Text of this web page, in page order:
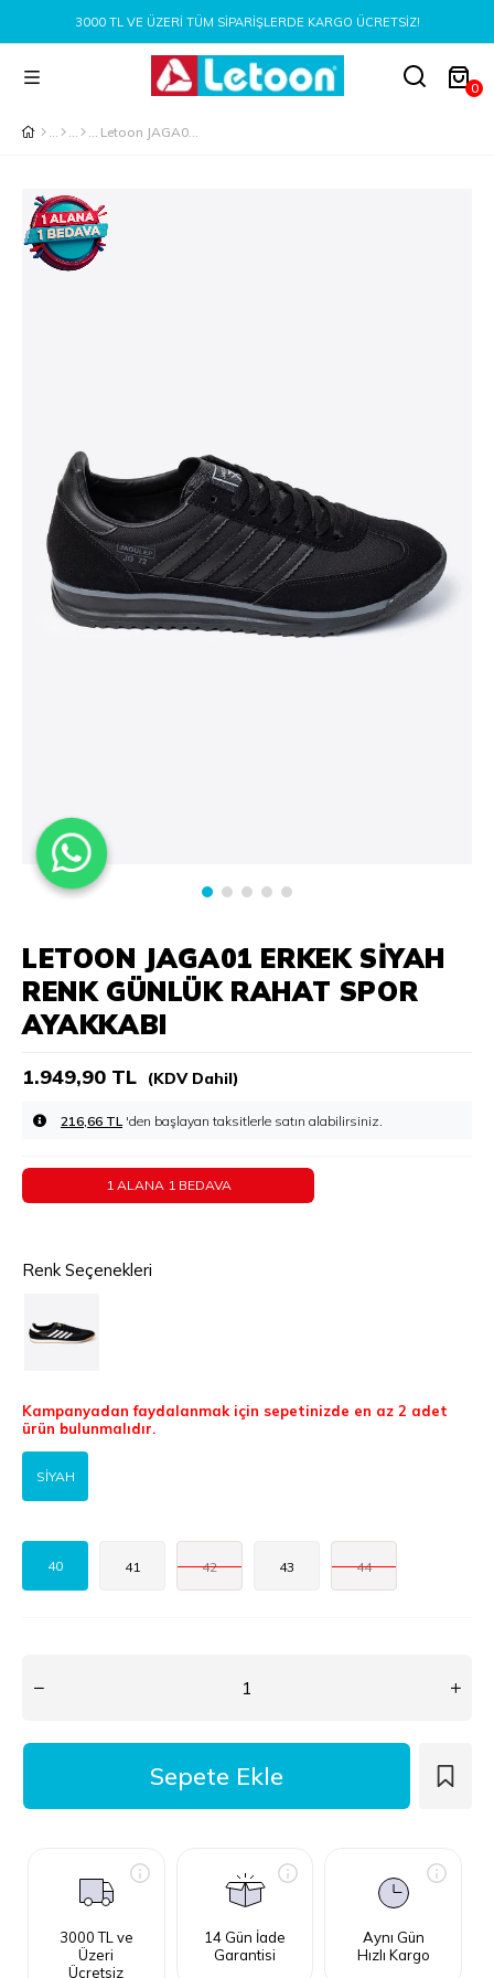
3000 TL VE ÜZERI TÜM SIPARIŞLERDE KARGO ÜCRETSIZ!
0
Letoon JAGA01 Erkek Siyah Renk Günlük Rahat Spor Ayakkabı
LETOON JAGA01 ERKEK SIYAH
RENK GÜNLÜK RAHAT SPOR
AYAKKABI
1.949,90 TL (KDV Dahil)
216,66 TL 'den başlayan taksitlerle
1 ALANA 1 BEDAVA
Renk Seçenekleri
Kampanyadan faydalanmak için sepetinizde en az 2 adet
ürün bulunmalıdır.
SİYAH
40 41 42 43 44
3000 TL ve
Üzeri
Ücretsiz
14 Gün İade
Garantisi
Aynı Gün
Hızlı Kargo